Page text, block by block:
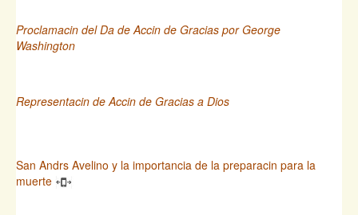
Proclamacin del Da de Accin de Gracias por George
Washington
Representacin de Accin de Gracias a Dios
San Andrs Avelino y la importancia de la preparacin para la
muerte